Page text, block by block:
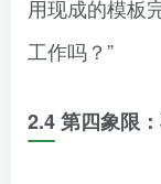
用现成的模板
工作吗？”
2.4第四象限